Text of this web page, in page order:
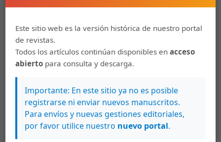
235. https://brill.com/view/journals/gg/26/2/article-
p221_3.xml
Bonnett, A. (2012). ¨The Critical Traditionalism of Ashis
Nandy¨. Theory, Culture & Society, 29(1), (2012) 138–157.
doi:10.1177/0263276411417462.
https://journals.sagepub.com/doi/abs/10.1177/0263276411417462
Booth, K. ¨Theory of world security¨ (vol. 105).
Cambridge University Press: 2007
Este sitio web es la versión histórica de nuestro portal
de revistas.
Todos los artículos continúan disponibles enacceso
abierto para consulta y descarga.
Importante: En este sitio ya no es posible
registrarse ni enviar nuevos manuscritos.
Para envíos y nuevas gestiones editoriales,
por favor utilice nuestro nuevo portal.